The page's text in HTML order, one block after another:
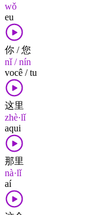
wǒ
eu
你 / 您
nǐ / nín
você / tu
这里
zhè·lǐ
aqui
那里
nà·lǐ
aí